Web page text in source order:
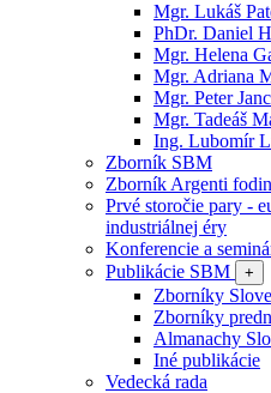
Mgr. Lukáš
PhDr. Daniel
Mgr. Helena
Mgr. Adriana
Mgr. Peter
Mgr. Tadeáš
Ing. Lubomír
Zborník SBM
Zborník Argenti
Prvé storočie pary -
industriálnej éry
Konferencie a
Publikácie SBM
+
Zborníky
Zborníky
Almanachy
Iné publikácie
Vedecká rada